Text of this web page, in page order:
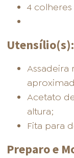
4
Utensílio(s):
Acetato
altura;
Fita para
Preparo e